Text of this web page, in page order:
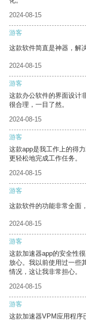
2024-08-15
游客
这款软件简直是神器，解
2024-08-15
游客
这款办公软件的界面设计
很合理，一目了然。
2024-08-15
游客
这款app是我工作上的得
更轻松地完成工作任务。
2024-08-15
游客
这款软件的功能非常全面
2024-08-15
游客
这款加速器app的安全性
放心。我以前使用过一些
情况，这让我非常担心。
2024-08-15
游客
这款加速器VPM应用程序